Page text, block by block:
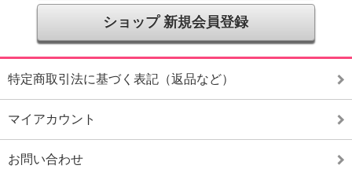
ショップ 新規会員登録
特定商取引法に基づく表記（返品など）
マイアカウント
お問い合わせ